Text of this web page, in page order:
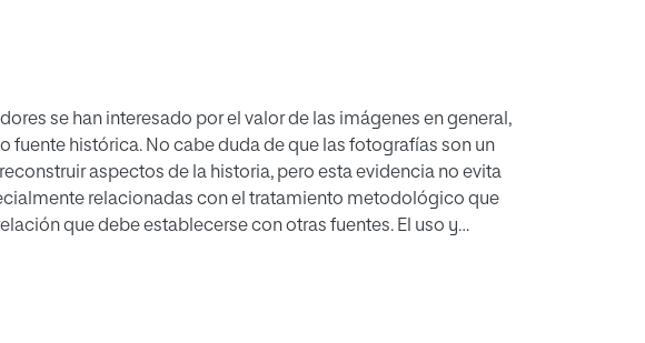
se han interesado por el valor de las imágenes en general,
fuente histórica. No cabe duda de que las fotografías son un
aspectos de la historia, pero esta evidencia no evita
relacionadas con el tratamiento metodológico que
que debe establecerse con otras fuentes. El uso y
una metodología rigurosa, que aún no está tan consolidada
con otras fuentes. En este artículo pretendemos
que en los años veinte del siglo pasado generaron las